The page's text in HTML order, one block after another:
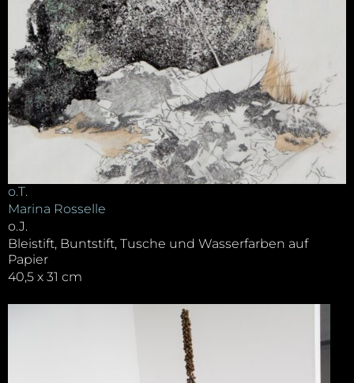
o.T.
Marina Rosselle
o.J.
Bleistift, Buntstift, Tusche und Wasserfarben auf
Papier
40,5 x 31 cm